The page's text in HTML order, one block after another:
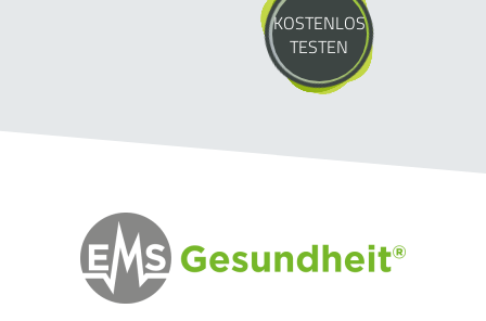
KOSTENLOS
TESTEN